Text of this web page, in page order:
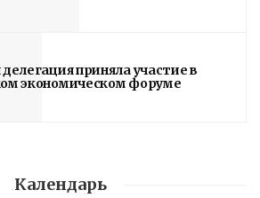
приняла участие в
экономическом форуме
Календарь